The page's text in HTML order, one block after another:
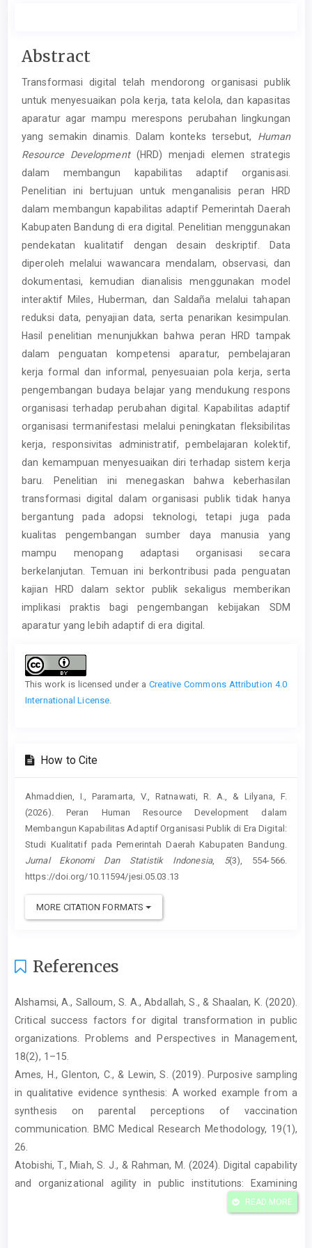
Main
Article
Content
Abstract
Transformasi digital telah mendorong organisasi publik
untuk menyesuaikan pola kerja, tata kelola, dan kapasitas
aparatur agar mampu merespons perubahan lingkungan
yang semakin dinamis. Dalam konteks tersebut, Human
Resource Development(HRD) menjadi elemen strategis
dalam membangun kapabilitas adaptif organisasi.
Penelitian ini bertujuan untuk menganalisis peran HRD
dalam membangun kapabilitas adaptif Pemerintah Daerah
Kabupaten Bandung di era digital. Penelitian menggunakan
pendekatan kualitatif dengan desain deskriptif. Data
diperoleh melalui wawancara mendalam, observasi, dan
dokumentasi, kemudian dianalisis menggunakan model
interaktif Miles, Huberman, dan Saldaña melalui tahapan
reduksi data, penyajian data, serta penarikan kesimpulan.
Hasil penelitian menunjukkan bahwa peran HRD tampak
dalam penguatan kompetensi aparatur, pembelajaran
kerja formal dan informal, penyesuaian pola kerja, serta
pengembangan budaya belajar yang mendukung respons
organisasi terhadap perubahan digital. Kapabilitas adaptif
organisasi termanifestasi melalui peningkatan fleksibilitas
kerja, responsivitas administratif, pembelajaran kolektif,
dan kemampuan menyesuaikan diri terhadap sistem kerja
baru. Penelitian ini menegaskan bahwa keberhasilan
transformasi digital dalam organisasi publik tidak hanya
bergantung pada adopsi teknologi, tetapi juga pada
kualitas pengembangan sumber daya manusia yang
mampu menopang adaptasi organisasi secara
berkelanjutan. Temuan ini berkontribusi pada penguatan
kajian HRD dalam sektor publik sekaligus memberikan
implikasi praktis bagi pengembangan kebijakan SDM
aparatur yang lebih adaptif di era digital.
Article
Details
This work is licensed under a Creative Commons Attribution 4.0
International License
How to Cite
Ahmaddien, I., Paramarta, V., Ratnawati, R. A., & Lilyana, F.
(2026). Peran Human Resource Development dalam
Membangun Kapabilitas Adaptif Organisasi Publik di Era Digital:
Studi Kualitatif pada Pemerintah Daerah Kabupaten Bandung.
Jurnal Ekonomi Dan Statistik Indonesia, 5(3), 554-566.
https://doi.org/10.11594/jesi.05.03.13
MORE CITATION FORMATS
References
Alshamsi, A., Salloum, S. A., Abdallah, S., & Shaalan, K. (2020).
Critical success factors for digital transformation in public
organizations. Problems and Perspectives in Management,
18(2), 1–15.
Ames, H., Glenton, C., & Lewin, S. (2019). Purposive sampling
in qualitative evidence synthesis: A worked example from a
synthesis on parental perceptions of vaccination
communication. BMC Medical Research Methodology, 19(1),
26.
Atobishi, T., Miah, S. J., & Rahman, M. (2024). Digital capability
and organizational agility in public institutions: Examining
adaptive performance in the public sector. Administrative
READ MORE